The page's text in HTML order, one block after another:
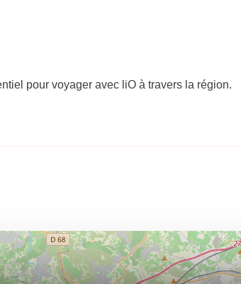
pour voyager avec liO à travers la région.